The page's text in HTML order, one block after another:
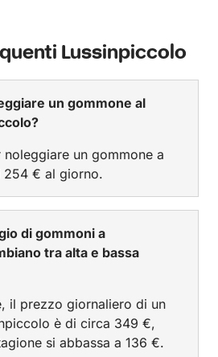
Lussinpiccolo
un gommone al
un gommone a
254 € al giorno.
di gommoni a
tra alta e bassa
il prezzo giornaliero di un
è di circa 349 €,
si abbassa a 136 €.